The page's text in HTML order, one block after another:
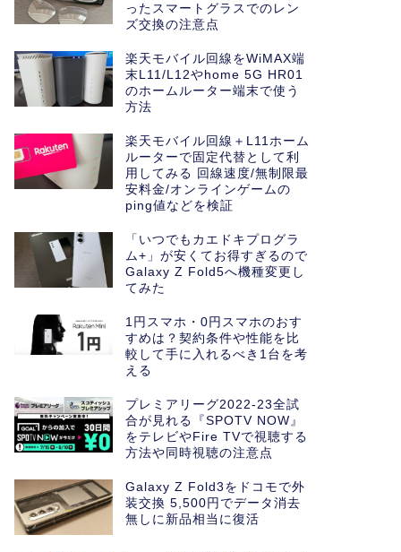
ったスマートグラスでのレン
ズ交換の注意点
楽天モバイル回線をWiMAX端
末L11/L12やhome 5G HR01
のホームルーター端末で使う
方法
楽天モバイル回線＋L11ホーム
ルーターで固定代替として利
用してみる 回線速度/無制限最
安料金/オンラインゲームの
ping値などを検証
「いつでもカエドキプログラ
ム+」が安くてお得すぎるので
Galaxy Z Fold5へ機種変更し
てみた
1円スマホ・0円スマホのおす
すめは？契約条件や性能を比
較して手に入れるべき1台を考
える
プレミアリーグ2022-23全試
合が見れる『SPOTV NOW』
をテレビやFire TVで視聴する
方法や同時視聴の注意点
Galaxy Z Fold3をドコモで外
装交換 5,500円でデータ消去
無しに新品相当に復活